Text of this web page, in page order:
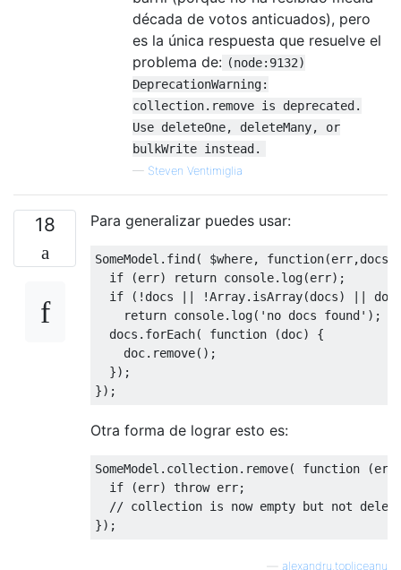
década de votos anticuados), pero
es la única respuesta que resuelve el
problema de: (node:9132)
DeprecationWarning:
collection.remove is deprecated.
Use deleteOne, deleteMany, or
bulkWrite instead.
— Steven Ventimiglia
18 Para generalizar puedes usar:
SomeModel . find( $where, function(err,docs
if
(err) return console. log(err);
if
(! docs || !Array. isArray(docs) ||
return console. log( 'no docs found' );
  docs
. forEach( function (doc)
{
    doc
. remove();
});
});
Otra forma de lograr esto es:
SomeModel . collection. remove( function (err
if
(err) throw err;
// collection is now empty but not
});
alexandru.topliceanu